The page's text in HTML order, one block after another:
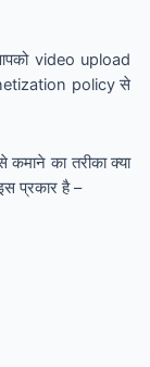
video upload
policy से
का तरीका क्या
प्रकार है –